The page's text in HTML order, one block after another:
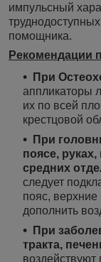
импульсный
помощника.
Рекомендации
При
аппликаторы
их по всей
крестцовой
При
поясе,
средних
следует
пояс, верхние
дополнить
При
тракта,